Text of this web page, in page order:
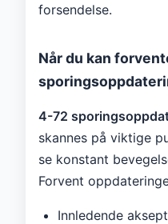
forsendelse.
Når du kan
4-72
skannes på viktige
se konstant
Forvent
Innledende